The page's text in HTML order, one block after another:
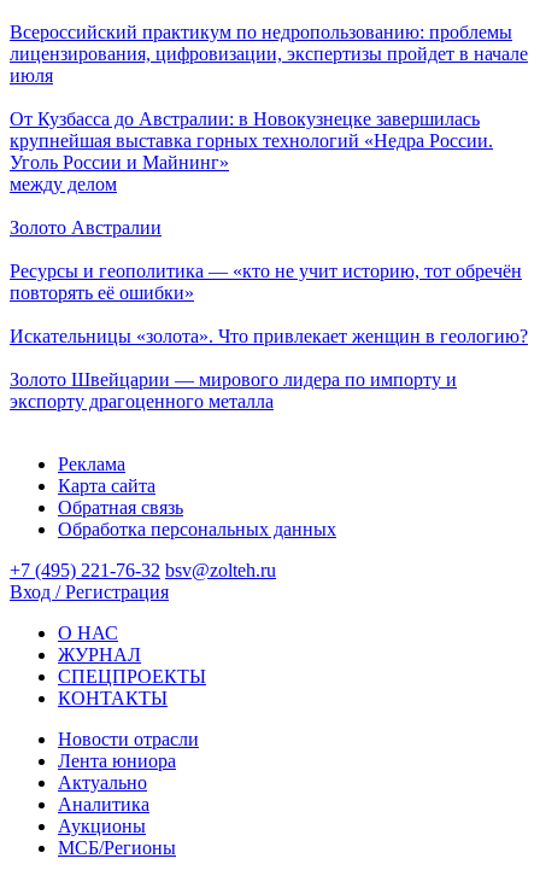
Всероссийский практикум по недропользованию: проблемы
лицензирования, цифровизации, экспертизы пройдет в начале
июля
От Кузбасса до Австралии: в Новокузнецке завершилась
крупнейшая выставка горных технологий «Недра России.
Уголь России и Майнинг»
между делом
Золото Австралии
Ресурсы и геополитика — «кто не учит историю, тот обречён
повторять её ошибки»
Искательницы «золота». Что привлекает женщин в геологию?
Золото Швейцарии — мирового лидера по импорту и
экспорту драгоценного металла
Реклама
Карта сайта
Обратная связь
Обработка персональных данных
+7 (495) 221-76-32 bsv@zolteh.ru
Вход / Регистрация
О НАС
ЖУРНАЛ
СПЕЦПРОЕКТЫ
КОНТАКТЫ
Новости отрасли
Лента юниора
Актуально
Аналитика
Аукционы
МСБ/Регионы